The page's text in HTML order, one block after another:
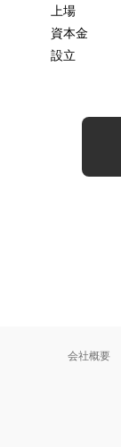
上場
資本金
設立
会社概要